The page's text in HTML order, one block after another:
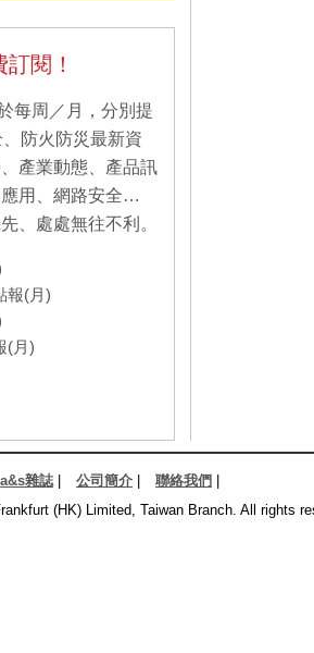
閱！
每周／月，分別提
防火防災最新資
產業動態、產品訊
用、網路安全…
、處處無往不利。
報(月)
(月)
a&s雜誌| 公司簡介 聯絡我們
(HK) Limited, Taiwan Branch. All rights